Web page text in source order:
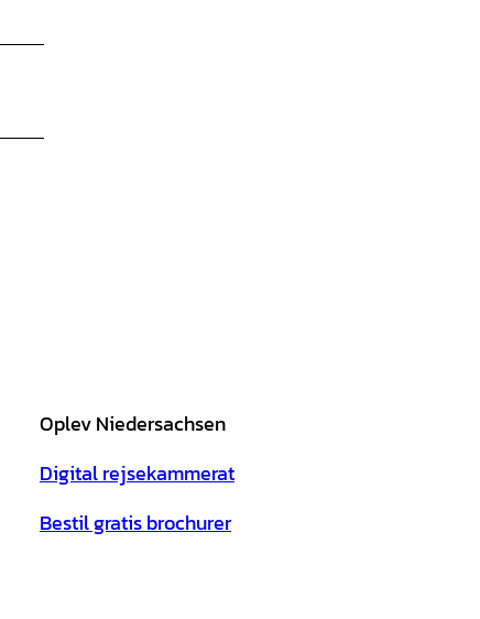
Oplev Niedersachsen
Digital rejsekammerat
Bestil gratis brochurer